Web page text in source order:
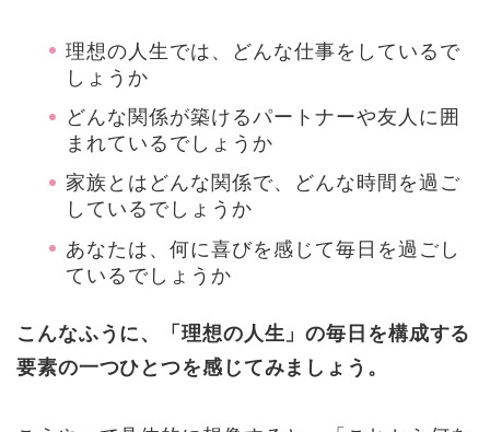
理想の人生では、どんな仕事をしているで
しょうか
どんな関係が築けるパートナーや友人に囲
まれているでしょうか
家族とはどんな関係で、どんな時間を過ご
しているでしょうか
あなたは、何に喜びを感じて毎日を過ごし
ているでしょうか
こんなふうに、「理想の人生」の毎日を構成する
要素の一つひとつを感じてみましょう。